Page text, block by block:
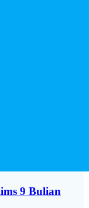
9 Bulian